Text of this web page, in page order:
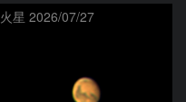
火星 2026/07/27